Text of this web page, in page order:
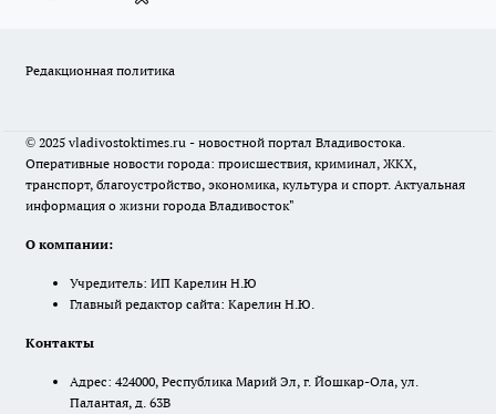
Редакционная политика
© 2025 vladivostoktimes.ru - новостной портал Владивостока.
Оперативные новости города: происшествия, криминал, ЖКХ,
транспорт, благоустройство, экономика, культура и спорт. Актуальная
информация о жизни города Владивосток"
О компании:
Учредитель: ИП Карелин Н.Ю
Главный редактор сайта: Карелин Н.Ю.
Контакты
Адрес: 424000, Республика Марий Эл, г. Йошкар-Ола, ул.
Палантая, д. 63В